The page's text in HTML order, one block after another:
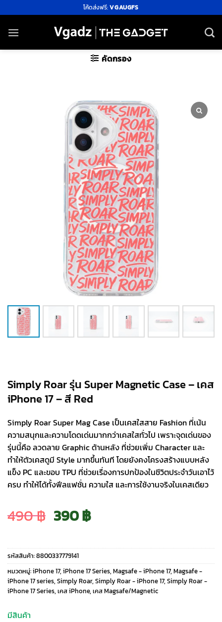
ไป
ยัง
โค้ดส่งฟรี:VGAUGFS
คัดกรอง
Simply Roar รุ่น Super Magnetic Case – เคส
iPhone 17 – สี Red
Simply Roar Super Mag Case เป็นเคสใสสาย Fashion ที่เน้น
ความสนุกและความโดดเด่นมากกว่าเคสใสทั่วไป เพราะจุดเด่นของ
รุ่นนี้คือ ลวดลาย Graphic ด้านหลัง ที่ช่วยเพิ่ม Character และ
ทำให้ตัวเคสดูมี Style มากขึ้นทันที โดยยังคงโครงสร้างแบบหลัง
แข็ง PC และขอบ TPU ที่ช่วยเรื่องการปกป้องในชีวิตประจำวันเอาไว้
ครบ ทำให้ได้ทั้งฟีลแฟชั่น ความใส และการใช้งานจริงในเคสเดียว
490฿ Original
price
was:
490 ฿.
390฿Current
price
is:
390 ฿.
รหัสสินค้า:8800337779141
หมวดหมู่:iPhone 17, iPhone 17 Series, Magsafe - iPhone 17, Magsafe -
iPhone 17 series, Simply Roar, Simply Roar - iPhone 17, Simply Roar -
iPhone 17 Series, เคส iPhone, เคส Magsafe/Magnetic
มีสินค้า